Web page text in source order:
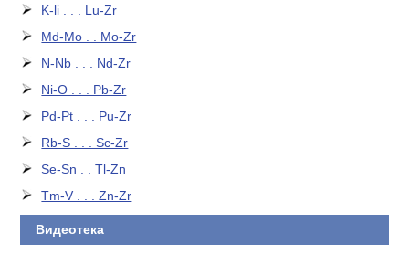
K-li . . . Lu-Zr
Md-Mo . . Mo-Zr
N-Nb . . . Nd-Zr
Ni-O . . . Pb-Zr
Pd-Pt . . . Pu-Zr
Rb-S . . . Sc-Zr
Se-Sn . . Tl-Zn
Tm-V . . . Zn-Zr
Видеотека